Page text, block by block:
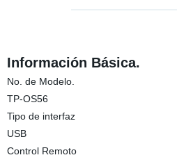
Información Básica.
No. de Modelo.
TP-OS56
Tipo de interfaz
USB
Control Remoto